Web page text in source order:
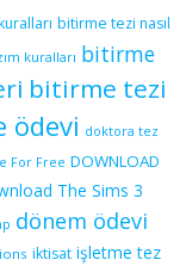
bitirme tezi nasıl
kuralları bitirme
bitirme tezi
ödevi doktora tez
For Free DOWNLOAD
The Sims 3
dönem ödevi
iktisat işletme tez